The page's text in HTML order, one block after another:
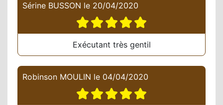
Sérine BUSSON le 20/04/2020
Exécutant très gentil
Robinson MOULIN le 04/04/2020